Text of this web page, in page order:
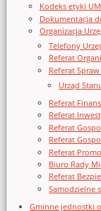
Kodeks etyki
Dokumentacja
Organizacja
Telefony
Referat
Referat
Urząd
Referat
Referat
Referat
Referat
Referat
Biuro Rady
Referat
Samodzielne
Gminne jednostki